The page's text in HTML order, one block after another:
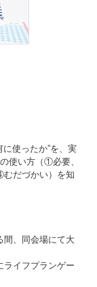
に使ったか”を、実
使い方（①必要、
だづかい）を知
間、同会場にて大
ライフプランゲー